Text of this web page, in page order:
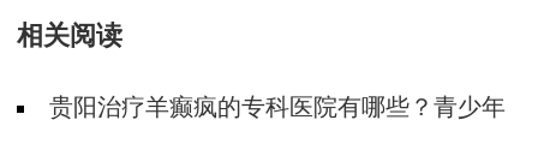
相关阅读
贵阳治疗羊癫疯的专科医院有哪些？青少年